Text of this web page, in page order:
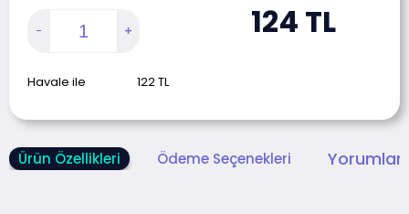
124 TL
Havale ile 122TL
Ürün Özellikleri Ödeme Seçenekleri